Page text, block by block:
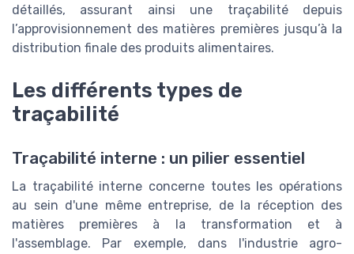
détaillés, assurant ainsi une traçabilité depuis
l’approvisionnement des matières premières jusqu’à la
distribution finale des produits alimentaires.
Les différents types de
traçabilité
Traçabilité interne : un pilier essentiel
La traçabilité interne concerne toutes les opérations
au sein d'une même entreprise, de la réception des
matières premières à la transformation et à
l'assemblage. Par exemple, dans l'industrie agro-